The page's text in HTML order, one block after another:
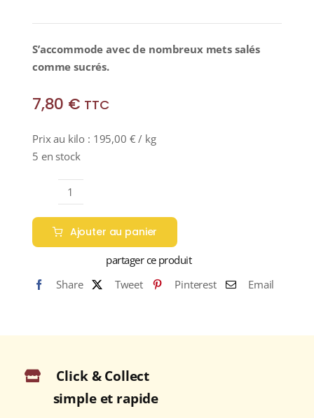
S’accommode avec de nombreux mets salés
comme sucrés.
7,80 € TTC
Prix au kilo : 195,00 € / kg
5 en stock
quantité
de
NOIX
DE
MUSCADE
ET
(Indonésie)
40g
Ajouter au panier
partager ce produit
Share
Tweet Pinterest Email
Click & Collect
simple et rapide